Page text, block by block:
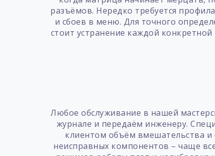
разъёмов. Нередко требуется
и сбоев в меню. Для точного
стоит устранение каждой
Любое обслуживание в нашей
журнале и передаём инженеру.
клиентом объём вмешательства и
неисправных компонентов – чаще